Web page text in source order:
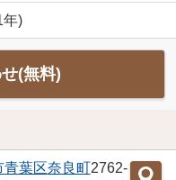
年)
(無料)
青葉区奈良町2762-